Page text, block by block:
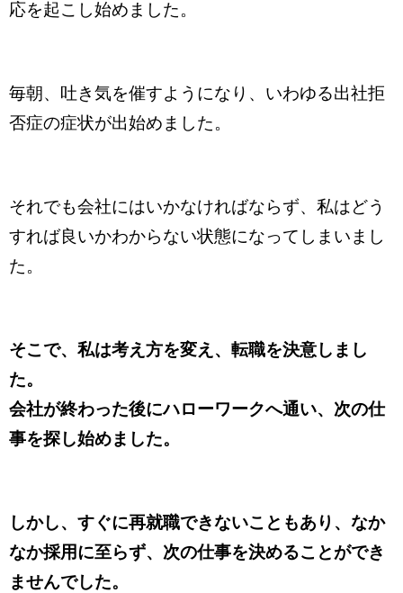
応を起こし始めました。
毎朝、吐き気を催すようになり、いわゆる出社拒
否症の症状が出始めました。
それでも会社にはいかなければならず、私はどう
すれば良いかわからない状態になってしまいまし
た。
そこで、私は考え方を変え、転職を決意しまし
た。
会社が終わった後にハローワークへ通い、次の仕
事を探し始めました。
しかし、すぐに再就職できないこともあり、なか
なか採用に至らず、次の仕事を決めることができ
ませんでした。